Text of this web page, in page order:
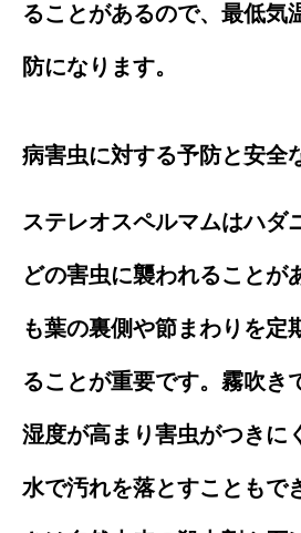
ることがあるので、最低気
防になります。
病害虫に対する予防と安全
ステレオスペルマムはハダ
どの害虫に襲われることが
も葉の裏側や節まわりを定
ることが重要です。霧吹き
湿度が高まり害虫がつきに
水で汚れを落とすこともで